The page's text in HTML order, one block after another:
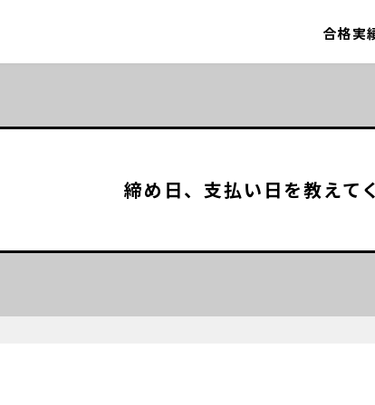
合格実
締め日、支払い日を教えて